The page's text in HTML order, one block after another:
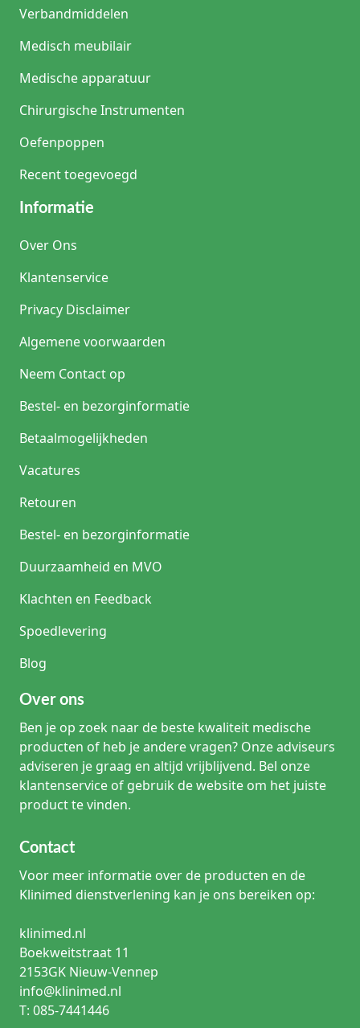
Verbandmiddelen
Medisch meubilair
Medische apparatuur
Chirurgische Instrumenten
Oefenpoppen
Recent toegevoegd
Informatie
Over Ons
Klantenservice
Privacy Disclaimer
Algemene voorwaarden
Neem Contact op
Bestel- en bezorginformatie
Betaalmogelijkheden
Vacatures
Retouren
Bestel- en bezorginformatie
Duurzaamheid en MVO
Klachten en Feedback
Spoedlevering
Blog
Over ons
Ben je op zoek naar de beste kwaliteit medische
producten of heb je andere vragen? Onze adviseurs
adviseren je graag en altijd vrijblijvend. Bel onze
klantenservice of gebruik de website om het juiste
product te vinden.
Contact
Voor meer informatie over de producten en de
Klinimed dienstverlening kan je ons bereiken op:
klinimed.nl
Boekweitstraat 11
2153GK Nieuw-Vennep
info@klinimed.nl
T: 085-7441446